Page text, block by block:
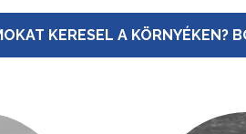
KERESEL A KÖRNYÉKEN?